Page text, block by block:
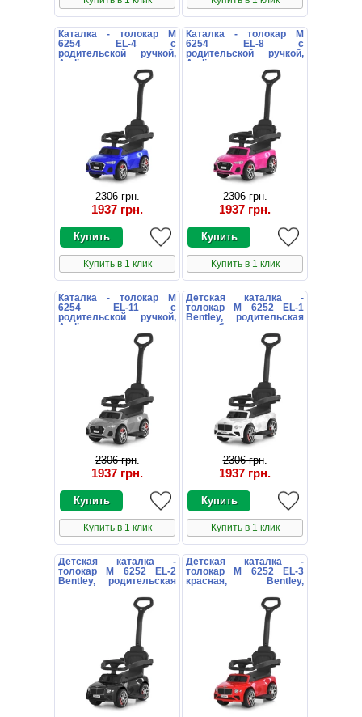
Каталка - толокар M
6254 EL-4 с
родительской ручкой,
Audi, синяя
2306 грн.
1937 грн.
Купить в 1 клик
Каталка - толокар M
6254 EL-8 с
родительской ручкой,
Audi, розовая
2306 грн.
1937 грн.
Купить в 1 клик
Каталка - толокар M
6254 EL-11 с
родительской ручкой,
Audi, серая
2306 грн.
1937 грн.
Купить в 1 клик
Детская каталка -
толокар M 6252 EL-1
Bentley, родительская
ручка, белая
2306 грн.
1937 грн.
Купить в 1 клик
Детская каталка -
толокар M 6252 EL-2
Bentley, родительская
Детская каталка -
толокар M 6252 EL-3
красная, Bentley,